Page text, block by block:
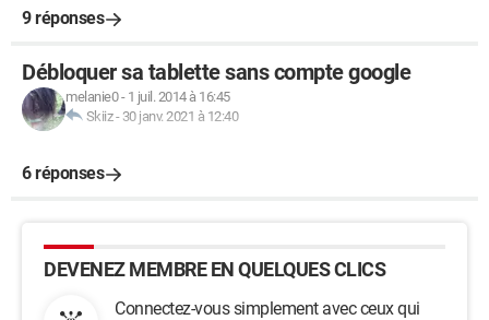
9 réponses
Débloquer sa tablette sans compte google
melanie0- 1 juil. 2014 à 16:45
Skiiz- 30 janv. 2021 à 12:40
6 réponses
DEVENEZ MEMBRE EN QUELQUES CLICS
Connectez-vous simplement avec ceux qui